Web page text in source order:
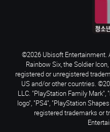
©2026 Ubisoft Entertainment.
Rainbow Six, the Soldier
registered or unregistered
US and/or other countries.
LLC. "PlayStation Family Mark",
logo", "PS4", "PlayStation
registered trademarks or